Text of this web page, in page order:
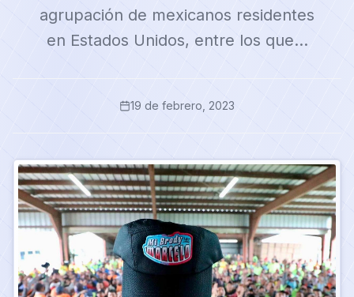
agrupación de mexicanos residentes
en Estados Unidos, entre los que…
19 de febrero, 2023